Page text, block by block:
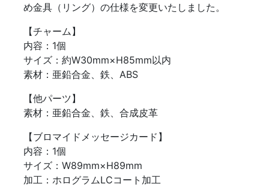
め金具（リング）の仕様を変更いたしました。
【チャーム】
内容：1個
サイズ：約W30mm×H85mm以内
素材：亜鉛合金、鉄、ABS
【他パーツ】
素材：亜鉛合金、鉄、合成皮革
【ブロマイドメッセージカード】
内容：1個
サイズ：W89mm×H89mm
加工：ホログラムLCコート加工